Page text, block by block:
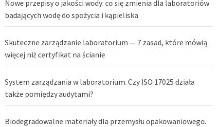
Nowe przepisy o jakości wody: co się zmienia dla laboratoriów
badających wodę do spożycia i kąpieliska
Skuteczne zarządzanie laboratorium — 7 zasad, które mówią
więcej niż certyfikat na ścianie
System zarządzania w laboratorium. Czy ISO 17025 działa
także pomiędzy audytami?
Biodegradowalne materiały dla przemysłu opakowaniowego.